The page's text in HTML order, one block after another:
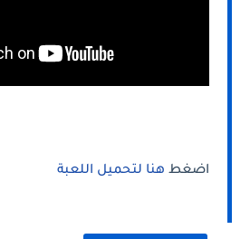
اضغط هنا لتحميل اللعبة